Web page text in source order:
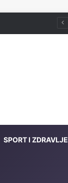
SPORT I ZDRAVLJE